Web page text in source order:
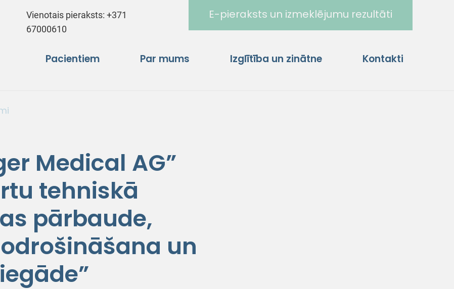
Vienotais pieraksts:+371
67000610
E-pieraksts un izmeklējumu rezultāti
Pacientiem Par mums Izglītība un zinātne Kontakti
Medical AG”
tehniskā
pārbaude,
un